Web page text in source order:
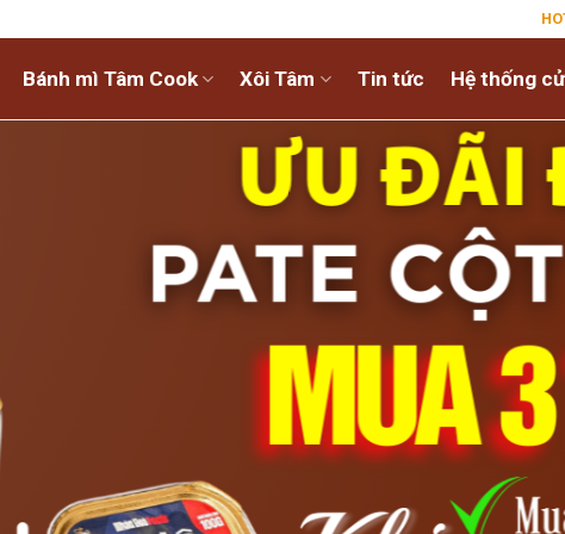
Bánh mì Tâm Cook Xôi Tâm Tin tức Hệ thống